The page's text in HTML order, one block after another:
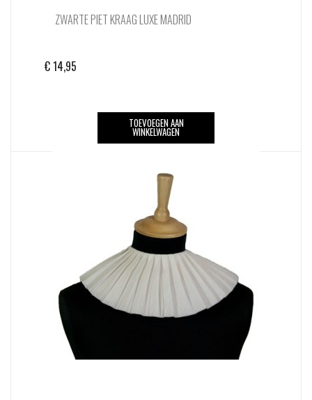
ZWARTE PIET KRAAG LUXE MADRID
€14,95
TOEVOEGEN AAN
WINKELWAGEN